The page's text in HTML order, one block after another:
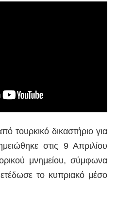
τουρκικό δικαστήριο για
στις 9 Απριλίου
μνημείου, σύμφωνα
το κυπριακό μέσo